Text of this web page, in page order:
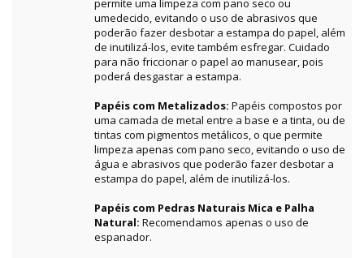
permite uma limpeza com pano seco ou
umedecido, evitando o uso de abrasivos que
poderão fazer desbotar a estampa do papel, além
de inutilizá-los, evite também esfregar. Cuidado
para não friccionar o papel ao manusear, pois
poderá desgastar a estampa.
Papéis com Metalizados: Papéis compostos por
uma camada de metal entre a base e a tinta, ou de
tintas com pigmentos metálicos, o que permite
limpeza apenas com pano seco, evitando o uso de
água e abrasivos que poderão fazer desbotar a
estampa do papel, além de inutilizá-los.
Papéis com Pedras Naturais Mica e Palha
Natural: Recomendamos apenas o uso de
espanador.